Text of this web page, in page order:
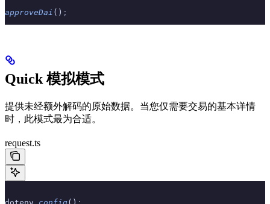
approveDai () ;
Quick 模拟模式
提供未经额外解码的原始数据。当您仅需要交易的基本详情
时，此模式最为合适。
request.ts